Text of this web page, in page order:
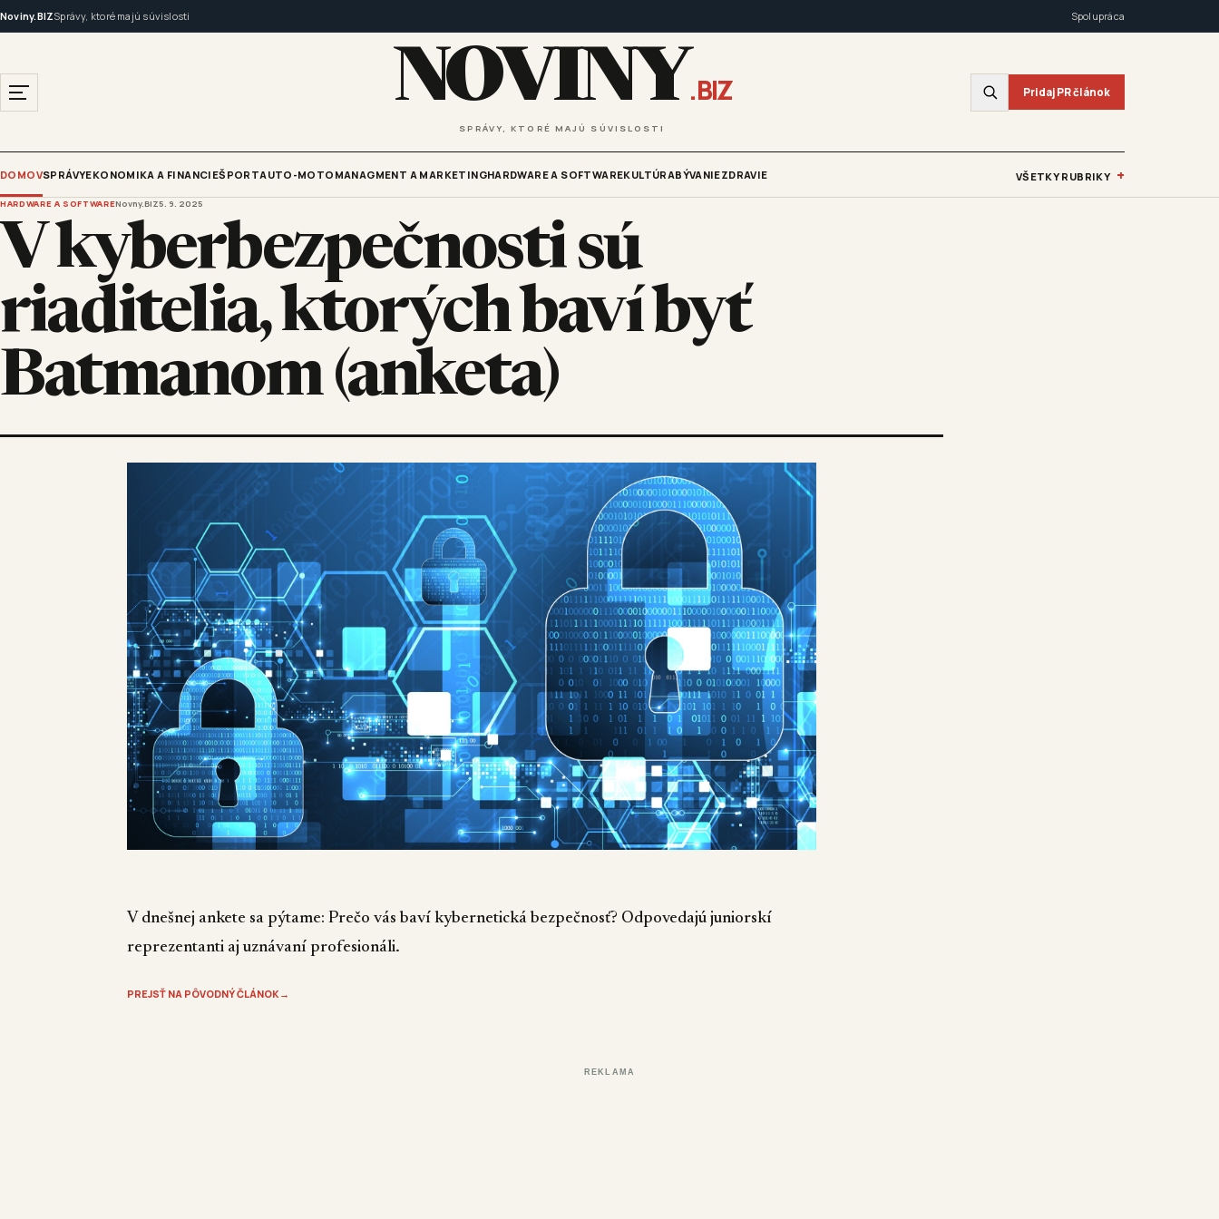
Noviny.BIZSprávy, ktoré majú súvislosti Spolupráca
NOVINY .BIZ
SPRÁVY, KTORÉ MAJÚ SÚVISLOSTI
Pridaj PR článok
DOMOVSPRÁVYEKONOMIKA A FINANCIEŠPORTAUTO-MOTO MANAGMENT A MARKETINGHARDWARE A SOFTWAREKULTÚRABÝVANIEZDRAVIE VŠETKY RUBRIKY +
HARDWARE A SOFTWARENovny.BIZ5. 9. 2025
V kyberbezpečnosti sú
riaditelia, ktorých baví byť
Batmanom (anketa)
V dnešnej ankete sa pýtame: Prečo vás baví kybernetická bezpečnosť? Odpovedajú juniorskí
reprezentanti aj uznávaní profesionáli.
PREJSŤ NA PÔVODNÝ ČLÁNOK →
REKLAMA